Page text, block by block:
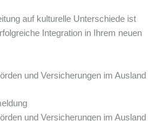
auf kulturelle Unterschiede ist
Integration in Ihrem neuen
und Versicherungen im Ausland
und Versicherungen im Ausland